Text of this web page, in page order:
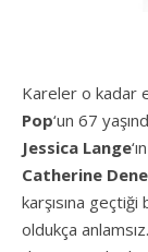
Kareler o kadar
Pop‘un 67
Jessica Lange‘ın
Catherine
karşısına
oldukça